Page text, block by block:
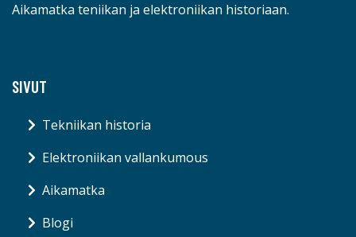
Aikamatka teniikan ja elektroniikan historiaan.
SIVUT
Tekniikan historia
Elektroniikan vallankumous
Aikamatka
Blogi